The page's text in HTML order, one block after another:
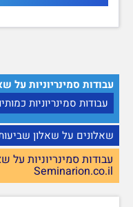
עבודות סמינריוניות על
עבודות סמינריוניות
שאלונים על שאלון
עבודות סמינריוניות על
Seminarion.co.il